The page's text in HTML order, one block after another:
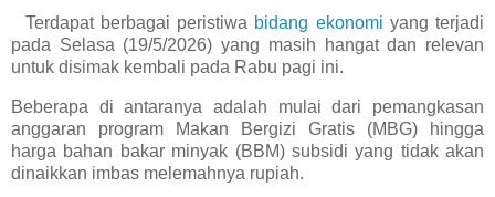
Terdapat berbagai peristiwa bidang ekonomi yang terjadi
pada Selasa (19/5/2026) yang masih hangat dan relevan
untuk disimak kembali pada Rabu pagi ini.
Beberapa di antaranya adalah mulai dari pemangkasan
anggaran program Makan Bergizi Gratis (MBG) hingga
harga bahan bakar minyak (BBM) subsidi yang tidak akan
dinaikkan imbas melemahnya rupiah.